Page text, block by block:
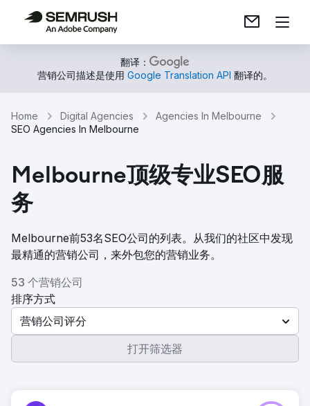
翻译：
营销公司描述是使用 Google Translation API 翻译的。
Home Digital Agencies
Agencies In Melbourne
SEO Agencies In Melbourne
Melbourne顶级专业SEO服
务
Melbourne前53名SEO公司的列表。从我们的社区中发现
最精通的营销公司，来外包您的营销业务。
53 个营销公司
排序方式
营销公司评分
打开筛选器